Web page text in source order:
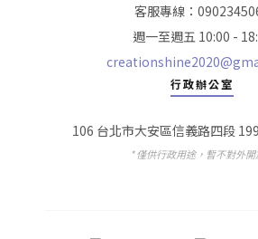
客服專線：
週一至週五 10:00 -
行政辦公室
106 台北市大安區信義路四段
* 僅供行政用途，暫不對外開